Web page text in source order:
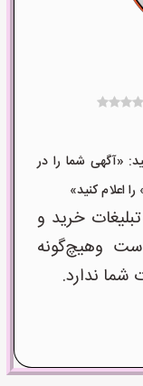
«آگهی شما را در
خرید و
وهیچ‌گونه
شما ندارد.